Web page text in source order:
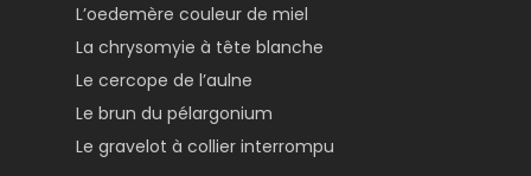
L’oedemère couleur de miel
La chrysomyie à tête blanche
Le cercope de l’aulne
Le brun du pélargonium
Le gravelot à collier interrompu